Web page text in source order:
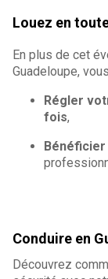
Louez en
En plus de cet
Guadeloupe,
Régler
fois,
Conduire en
Découvrez